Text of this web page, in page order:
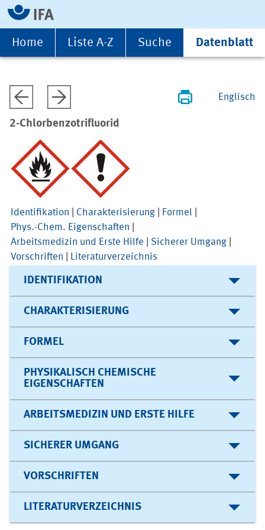
Home Liste A-Z Suche Datenblatt
Englisch
2-Chlorbenzotrifluorid
Identifikation Charakterisierung Formel
Phys.-Chem. Eigenschaften
Arbeitsmedizin und Erste Hilfe
Sicherer Umgang
Vorschriften
Literaturverzeichnis
IDENTIFIKATION
CHARAKTERISIERUNG
FORMEL
PHYSIKALISCH CHEMISCHE
EIGENSCHAFTEN
ARBEITSMEDIZIN UND ERSTE HILFE
SICHERER UMGANG
VORSCHRIFTEN
LITERATURVERZEICHNIS